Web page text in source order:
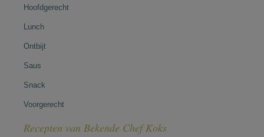
Hoofdgerecht
Lunch
Ontbijt
Saus
Snack
Voorgerecht
Recepten van Bekende Chef Koks